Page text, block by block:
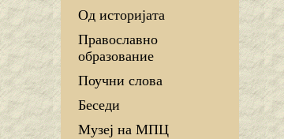
Од историјата
Православно
образование
Поучни слова
Беседи
Музеј на МПЦ